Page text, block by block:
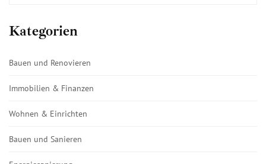
Kategorien
Bauen und Renovieren
Immobilien & Finanzen
Wohnen & Einrichten
Bauen und Sanieren